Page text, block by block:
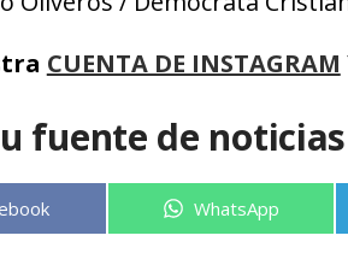
CUENTA DE INSTAGRAM
fuente de noticias
Compartir
WhatsApp